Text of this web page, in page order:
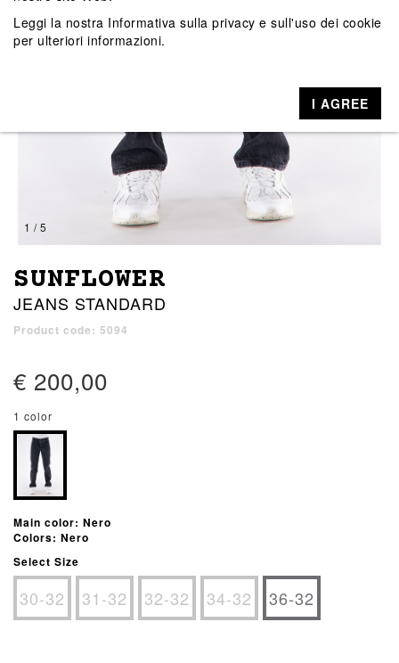
1 / 5
SUNFLOWER
JEANS STANDARD
Product code: 5094
€ 200,00
1 color
Main color: Nero
Colors: Nero
Select Size
30-32 31-32 32-32 34-32 36-32
Leggi la nostra Informativa sulla privacy e sull'uso dei cookie
per ulteriori informazioni.
I AGREE